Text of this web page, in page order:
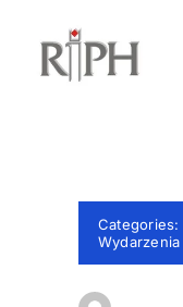
zawartości
Categories:
Wydarzenia